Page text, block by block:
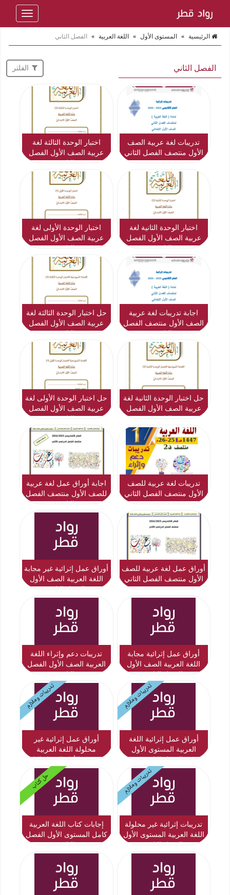
Toggle
الرئيسية » المستوى الأول » اللغة العربية » الفصل الثاني
الفصل الثاني الفلتر
تدريبات لغة عربية الصف
الأول منتصف الفصل الثاني
اختبار الوحدة الثالثة لغة
عربية الصف الأول الفصل
اختبار الوحدة الثانية لغة
عربية الصف الأول الفصل
اختبار الوحدة الأولى لغة
عربية الصف الأول الفصل
اجابة تدريبات لغة عربية
الصف الأول منتصف الفصل
حل اختبار الوحدة الثالثة لغة
عربية الصف الأول الفصل
حل اختبار الوحدة الثانية لغة
عربية الصف الأول الفصل
حل اختبار الوحدة الأولى لغة
عربية الصف الأول الفصل
تدريبات لغة عربية للصف
الأول منتصف الفصل الثاني
اجابة أوراق عمل لغة عربية
للصف الأول منتصف الفصل
أوراق عمل لغة عربية للصف
الأول منتصف الفصل الثاني
أوراق عمل إثرائية غير مجابة
اللغة العربية الصف الأول
أوراق عمل إثرائية مجابة
اللغة العربية الصف الأول
تدريبات دعم وإثراء اللغة
العربية الصف الأول الفصل
تدريبات وملازم
أوراق عمل إثرائية اللغة
العربية المستوى الأول
تدريبات وملازم
أوراق عمل إثرائية غير
محلولة اللغة العربية
تدريبات وملازم
تدريبات إثرائية غير محلولة
اللغة العربية المستوى الأول
حل كتاب
إجابات كتاب اللغة العربية
كامل المستوى الأول الفصل